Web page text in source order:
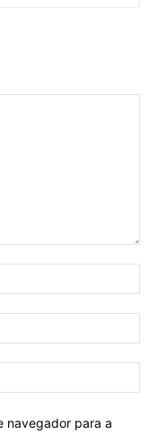
navegador para a